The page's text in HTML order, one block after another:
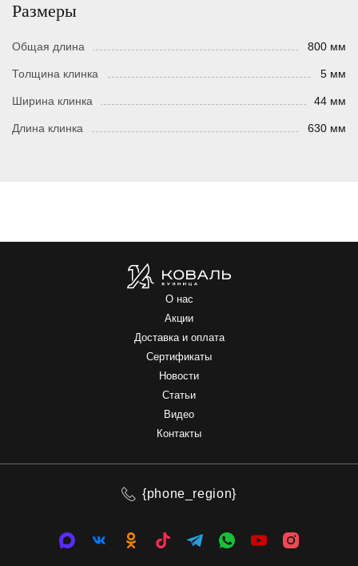
Размеры
Общая длина 800 мм
Толщина клинка 5 мм
Ширина клинка 44 мм
Длина клинка 630 мм
О нас
Акции
Доставка и оплата
Сертификаты
Новости
Статьи
Видео
Контакты
{phone_region}